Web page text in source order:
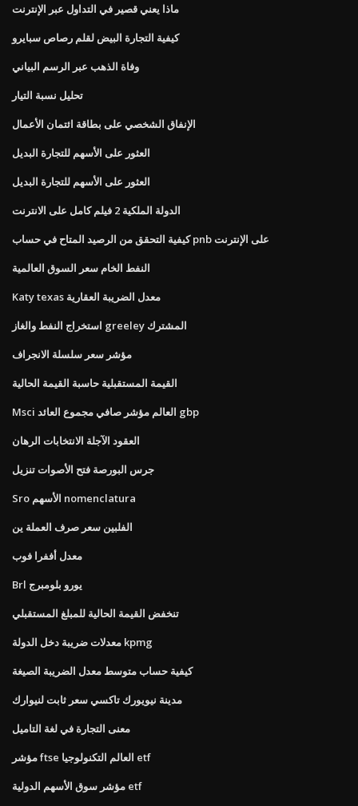
ماذا يعني قصير في التداول عبر الإنترنت
كيفية التجارة البيض لقلم رصاص سبايرو
وفاة الذهب عبر الرسم البياني
تحليل نسبة التيار
الإنفاق الشخصي على بطاقة ائتمان الأعمال
العثور على الأسهم للتجارة البديل
العثور على الأسهم للتجارة البديل
الدولة الملكية 2 فيلم كامل على الانترنت
كيفية التحقق من الرصيد المتاح في حساب pnb على الإنترنت
النفط الخام سعر السوق العالمية
Katy texas معدل الضريبة العقارية
استخراج النفط والغاز greeley المشترك
مؤشر سعر سلسلة الانجراف
القيمة المستقبلية حاسبة القيمة الحالية
Msci العالم مؤشر صافي مجموع العائد gbp
العقود الآجلة الانتخابات الرهان
جرس البورصة فتح الأصوات تنزيل
Sro الأسهم nomenclatura
الفلبين سعر صرف العملة ين
معدل أففرا فوب
Brl يورو بلومبرج
تنخفض القيمة الحالية للمبلغ المستقبلي
معدلات ضريبة دخل الدولة kpmg
كيفية حساب متوسط ​​معدل الضريبة الصيغة
مدينة نيويورك تاكسي سعر ثابت لنيوارك
معنى التجارة في لغة التاميل
مؤشر ftse العالم التكنولوجيا etf
مؤشر سوق الأسهم الدولية etf